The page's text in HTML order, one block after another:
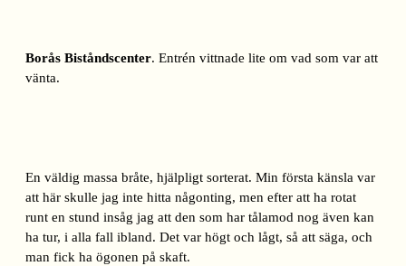
Borås Biståndscenter. Entrén vittnade lite om vad som var att
vänta.
En väldig massa bråte, hjälpligt sorterat. Min första känsla var
att här skulle jag inte hitta någonting, men efter att ha rotat
runt en stund insåg jag att den som har tålamod nog även kan
ha tur, i alla fall ibland. Det var högt och lågt, så att säga, och
man fick ha ögonen på skaft.